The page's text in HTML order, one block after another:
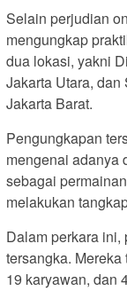
Selain perjudian
mengungkap
dua lokasi, yakni
Jakarta Utara,
Jakarta Barat.
Pengungkapan
mengenai adanya
sebagai
melakukan
Dalam perkara
tersangka.
19 karyawan, dan